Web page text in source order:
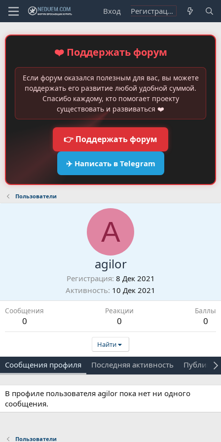
Вход Регистрация
❤️ Поддержать форум
Если форум оказался полезным для вас, вы можете
поддержать его развитие любой удобной суммой.
Спасибо каждому, кто помогает проекту
существовать и развиваться ❤️
👉 Поддержать форум
✈️ Написать в Telegram
Пользователи
A
agilor
Регистрация 8 Дек 2021
Активность 10 Дек 2021
Сообщения
0
Реакции
0
Баллы
0
Найти
Сообщения профиля Последняя активность
В профиле пользователя agilor пока нет ни одного
сообщения.
Пользователи